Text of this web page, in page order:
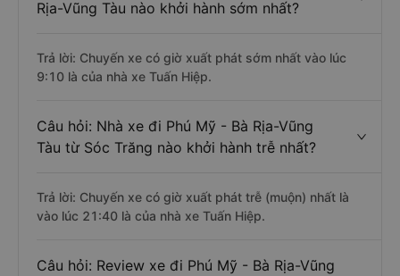
Rịa-Vũng Tàu nào khởi hành sớm nhất?
Trả lời: Chuyến xe có giờ xuất phát sớm nhất vào lúc
9:10 là của nhà xe Tuấn Hiệp.
Câu hỏi: Nhà xe đi Phú Mỹ - Bà Rịa-Vũng
Tàu từ Sóc Trăng nào khởi hành trễ nhất?
Trả lời: Chuyến xe có giờ xuất phát trễ (muộn) nhất là
vào lúc 21:40 là của nhà xe Tuấn Hiệp.
Câu hỏi: Review xe đi Phú Mỹ - Bà Rịa-Vũng